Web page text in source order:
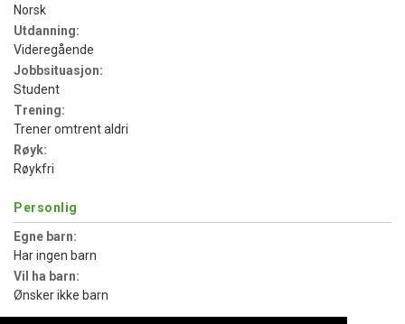
Norsk
Utdanning:
Videregående
Jobbsituasjon:
Student
Trening:
Trener omtrent aldri
Røyk:
Røykfri
Personlig
Egne barn:
Har ingen barn
Vil ha barn:
Ønsker ikke barn